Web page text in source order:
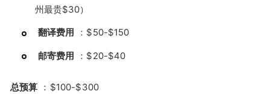
州最贵$30）
翻译费用 ：$50-$150
邮寄费用 ：$20-$40
总预算 ：$100-$300